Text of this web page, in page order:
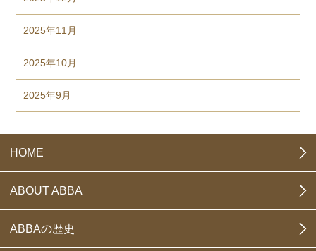
2025年11月
2025年10月
2025年9月
HOME
ABOUT ABBA
ABBAの歴史